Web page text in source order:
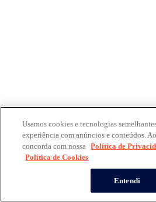
Usamos cookies e tecnologias
experiência com anúncios e conteúdos.
concorda com nossa Política de
Política de Cookies
Entendi